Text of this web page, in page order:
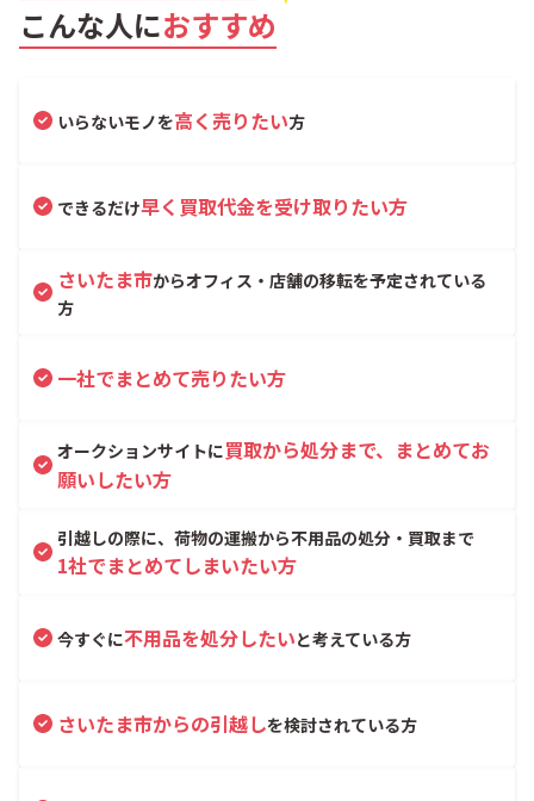
こんな人におすすめ
いらないモノを高く売りたい方
できるだけ早く買取代金を受け取りたい方
さいたま市からオフィス・店舗の移転を予定されている
方
一社でまとめて売りたい方
オークションサイトに買取から処分まで、まとめてお
願いしたい方
引越しの際に、荷物の運搬から不用品の処分・買取まで
1社でまとめてしまいたい方
今すぐに不用品を処分したいと考えている方
さいたま市からの引越しを検討されている方